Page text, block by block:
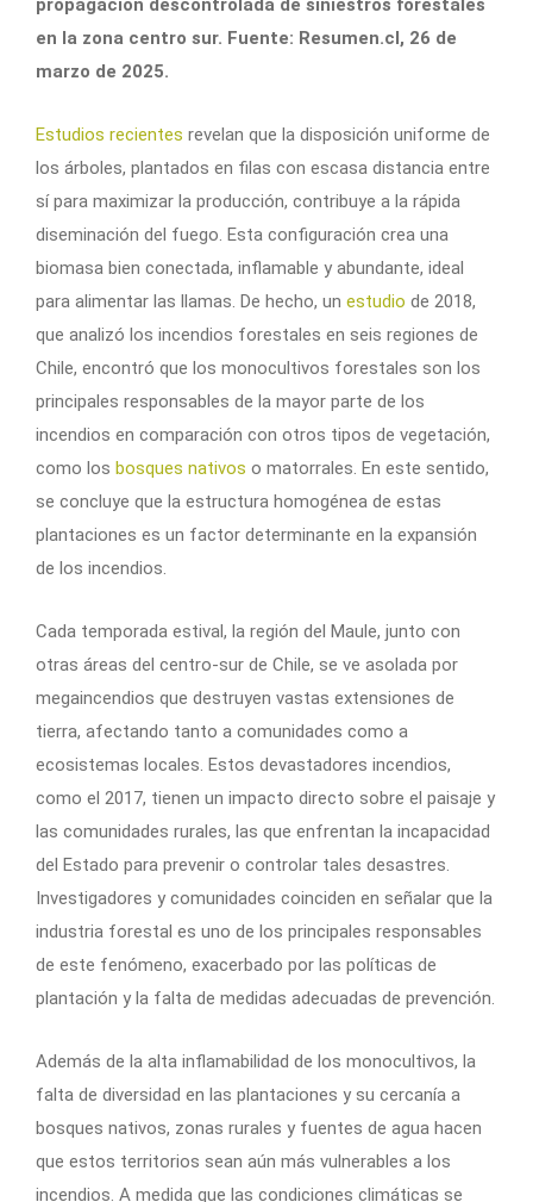
propagación descontrolada de siniestros forestales
en la zona centro sur. Fuente: Resumen.cl, 26 de
marzo de 2025.
Estudios recientes revelan que la disposición uniforme de
los árboles, plantados en filas con escasa distancia entre
sí para maximizar la producción, contribuye a la rápida
diseminación del fuego. Esta configuración crea una
biomasa bien conectada, inflamable y abundante, ideal
para alimentar las llamas. De hecho, un estudio de 2018,
que analizó los incendios forestales en seis regiones de
Chile, encontró que los monocultivos forestales son los
principales responsables de la mayor parte de los
incendios en comparación con otros tipos de vegetación,
como los bosques nativos o matorrales. En este sentido,
se concluye que la estructura homogénea de estas
plantaciones es un factor determinante en la expansión
de los incendios.
Cada temporada estival, la región del Maule, junto con
otras áreas del centro-sur de Chile, se ve asolada por
megaincendios que destruyen vastas extensiones de
tierra, afectando tanto a comunidades como a
ecosistemas locales. Estos devastadores incendios,
como el 2017, tienen un impacto directo sobre el paisaje y
las comunidades rurales, las que enfrentan la incapacidad
del Estado para prevenir o controlar tales desastres.
Investigadores y comunidades coinciden en señalar que la
industria forestal es uno de los principales responsables
de este fenómeno, exacerbado por las políticas de
plantación y la falta de medidas adecuadas de prevención.
Además de la alta inflamabilidad de los monocultivos, la
falta de diversidad en las plantaciones y su cercanía a
bosques nativos, zonas rurales y fuentes de agua hacen
que estos territorios sean aún más vulnerables a los
incendios. A medida que las condiciones climáticas se